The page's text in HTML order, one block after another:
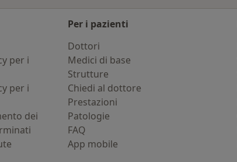
per i
per i
dei
Per i pazienti
Dottori
Medici di base
Strutture
Chiedi al dottore
Prestazioni
Patologie
FAQ
App mobile